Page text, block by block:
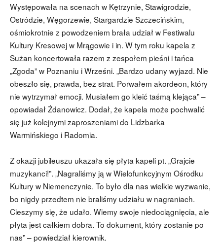
Występowała na scenach w Kętrzynie, Stawigrodzie,
Ostródzie, Węgorzewie, Stargardzie Szczecińskim,
ośmiokrotnie z powodzeniem brała udział w Festiwalu
Kultury Kresowej w Mrągowie i in. W tym roku kapela z
Sużan koncertowała razem z zespołem pieśni i tańca
„Zgoda” w Poznaniu i Wrześni. „Bardzo udany wyjazd. Nie
obeszło się, prawda, bez strat. Porwałem akordeon, który
nie wytrzymał emocji. Musiałem go kleić taśmą klejąca” –
opowiadał Żdanowicz. Dodał, że kapela może pochwalić
się już kolejnymi zaproszeniami do Lidzbarka
Warmińskiego i Radomia.
Z okazji jubileuszu ukazała się płyta kapeli pt. „Grajcie
muzykanci!”. „Nagraliśmy ją w Wielofunkcyjnym Ośrodku
Kultury w Niemenczynie. To było dla nas wielkie wyzwanie,
bo nigdy przedtem nie braliśmy udziału w nagraniach.
Cieszymy się, że udało. Wiemy swoje niedociągnięcia, ale
płyta jest całkiem dobra. To dokument, który zostanie po
nas” – powiedział kierownik.